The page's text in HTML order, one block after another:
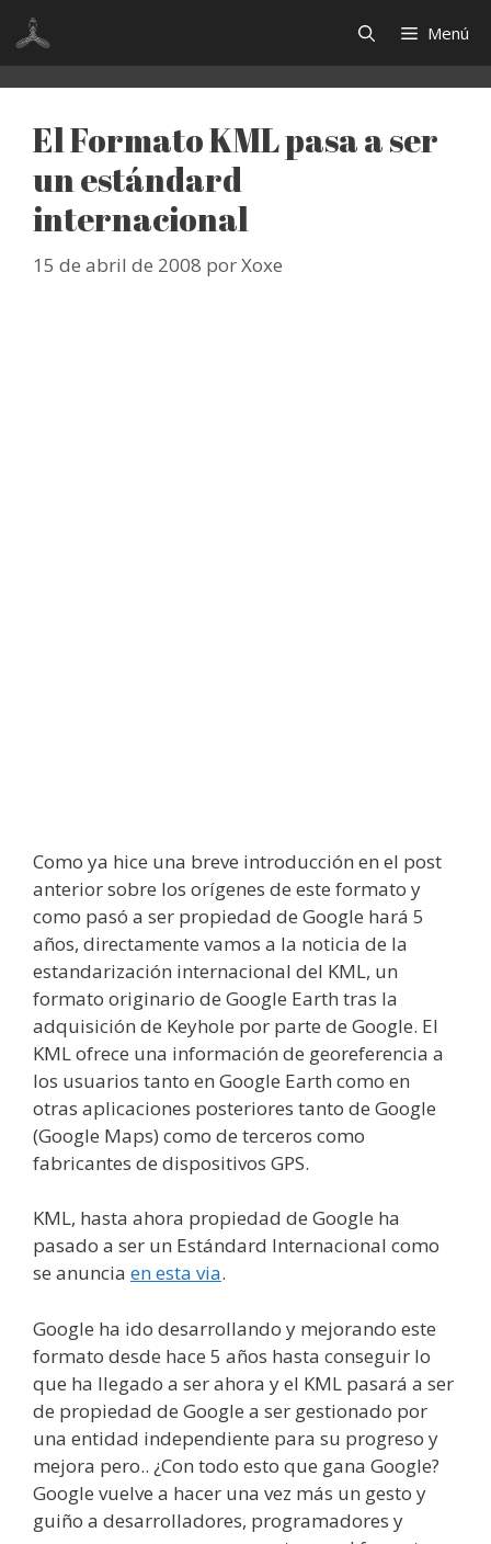
Saltar
contenido
Menú
El Formato KML pasa a ser
un estándard
internacional
15 de abril de 2008 porXoxe
Como ya hice una breve introducción en el post
anterior sobre los orígenes de este formato y
como pasó a ser propiedad de Google hará 5
años, directamente vamos a la noticia de la
estandarización internacional del KML, un
formato originario de Google Earth tras la
adquisición de Keyhole por parte de Google. El
KML ofrece una información de georeferencia a
los usuarios tanto en Google Earth como en
otras aplicaciones posteriores tanto de Google
(Google Maps) como de terceros como
fabricantes de dispositivos GPS.
KML, hasta ahora propiedad de Google ha
pasado a ser un Estándard Internacional como
se anuncia en esta via.
Google ha ido desarrollando y mejorando este
formato desde hace 5 años hasta conseguir lo
que ha llegado a ser ahora y el KML pasará a ser
de propiedad de Google a ser gestionado por
una entidad independiente para su progreso y
mejora pero.. ¿Con todo esto que gana Google?
Google vuelve a hacer una vez más un gesto y
guiño a desarrolladores, programadores y